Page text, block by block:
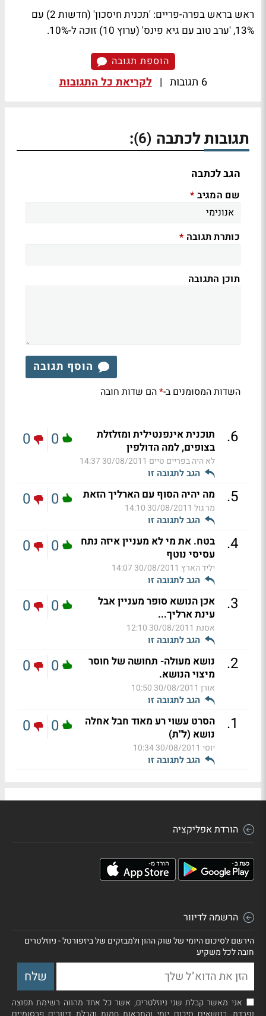
ראש בראש בפרה-פריים:
'תכנית חיסכון' (חדשות 2) עם
13%, 'ערב טוב עם גיא פינס' (ערוץ 10) זוכה ל-10%.
הוספת תגובה
6 תגובות | לקריאת כל התגובות
תגובות לכתבה (6)
:
הגב לכתבה
שם המגיב *
כותרת תגובה *
תוכן התגובה
הוסף תגובה
השדות המסומנים ב-*הם שדות חובה
6
.
תוכנית אינפנטילית ומזלזלת
בצופים, למה הדולפין
לא היה בפריים טיים 30/08/2011 14:37
הגב לתגובה זו
0
0
5
. מה יהיה הסוף עם הארליך הזאת
מר גול 30/08/2011 14:10
הגב לתגובה זו
0
0
4
.
בטח. את מי לא מעניין איזה נתח
עסיסי נוטף
יליד הארץ 30/08/2011 14:07
הגב לתגובה זו
0
0
3
.
אכן הנושא סופר מעניין אבל
עינת ארליך...
אסנת 30/08/2011 12:10
הגב לתגובה זו
0
0
2
.
נושא מעולה- תחושה של חוסר
מיצוי הנושא.
אורן 30/08/2011 10:50
הגב לתגובה זו
0
0
1
.
הסרט עשוי רע מאוד חבל אחלה
נושא (ל"ת)
יוסי 30/08/2011 10:34
הגב לתגובה זו
0
0
הורדת אפליקציה
הרשמה לדיוור
הירשם לסיכום היומי של שוק ההון ולמבזקים של ביזפורטל - ניוזלטרים
חובה לכל משקיע
אני מאשר קבלת שני ניוזלטרים, אשר כל אחד מהווה רשימת תפוצה